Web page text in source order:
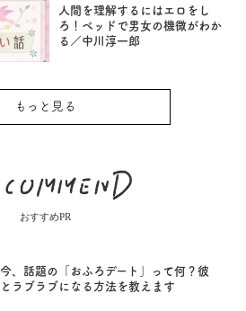
人間を理解するにはエロをし
ろ！ベッドで男女の機微がわか
る／中川淳一郎
もっと見る
おすすめPR
今、話題の「おふろデート」って何？彼
とラブラブになる方法を教えます